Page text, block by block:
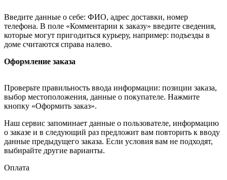
Введите данные о себе: ФИО, адрес доставки, номер
телефона. В поле «Комментарии к заказу» введите сведения,
которые могут пригодиться курьеру, например: подъезды в
доме считаются справа налево.
Оформление заказа
Проверьте правильность ввода информации: позиции заказа,
выбор местоположения, данные о покупателе. Нажмите
кнопку «Оформить заказ».
Наш сервис запоминает данные о пользователе, информацию
о заказе и в следующий раз предложит вам повторить к вводу
данные предыдущего заказа. Если условия вам не подходят,
выбирайте другие варианты.
Оплата